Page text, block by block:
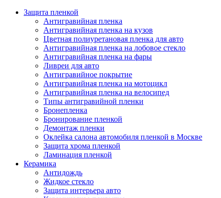
Защита пленкой
Антигравийная пленка
Антигравийная пленка на кузов
Цветная полиуретановая пленка для авто
Антигравийная пленка на лобовое стекло
Антигравийная пленка на фары
Ливреи для авто
Антигравийное покрытие
Антигравийная пленка на мотоцикл
Антигравийная пленка на велосипед
Типы антигравийной пленки
Бронепленка
Бронирование пленкой
Демонтаж пленки
Оклейка салона автомобиля пленкой в Москве
Защита хрома пленкой
Ламинация пленкой
Керамика
Антидождь
Жидкое стекло
Защита интерьера авто